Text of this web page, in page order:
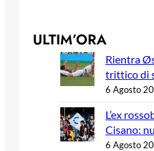
ULTIM’ORA
Rientra
trittico di
6 Agosto
L’ex
Cisano:
6 Agosto